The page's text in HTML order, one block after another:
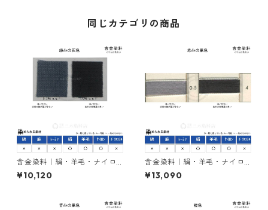
同じカテゴリの商品
含金染料｜絹・羊毛・ナイロ
ンを染める｜500g｜ラナセッ
トグレーG（緑みの灰色）
¥10,120
含金染料｜絹・羊毛・ナイロ
ンを染める｜500g｜カヤカラ
ンブラック２RL（赤みの黒
¥13,090